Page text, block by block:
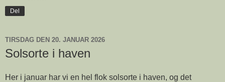
Del
TIRSDAG DEN 20. JANUAR 2026
Solsorte i haven
Her i januar har vi en hel flok solsorte i haven, og det